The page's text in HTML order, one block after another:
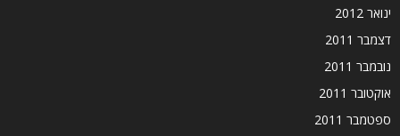
ינואר 2012
דצמבר 2011
נובמבר 2011
אוקטובר 2011
ספטמבר 2011